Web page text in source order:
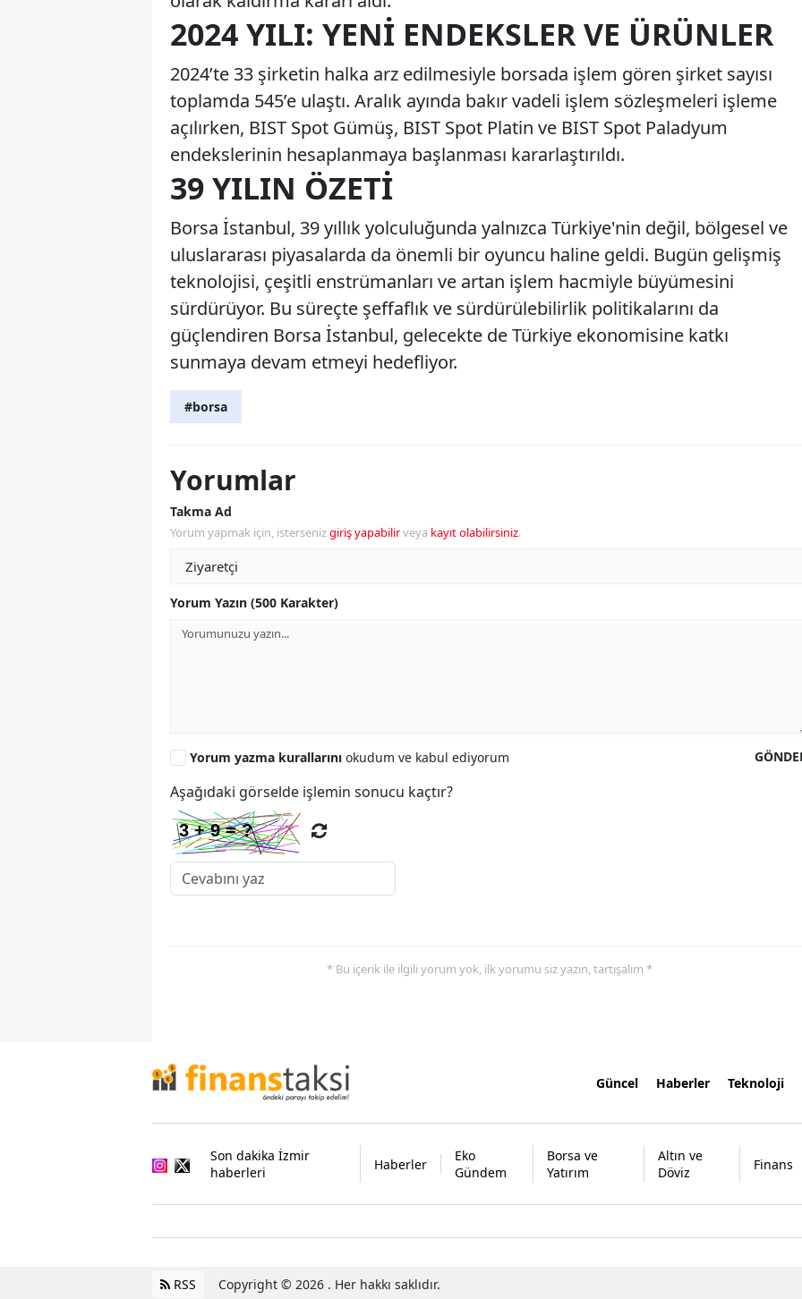
2024 YILI: YENI ENDEKSLER VE ÜRÜNLER
2024’te 33 şirketin halka arz edilmesiyle borsada işlem gören şirket sayısı
toplamda 545’e ulaştı. Aralık ayında bakır vadeli işlem sözleşmeleri işleme
açılırken, BIST Spot Gümüş, BIST Spot Platin ve BIST Spot Paladyum
endekslerinin hesaplanmaya başlanması kararlaştırıldı.
39 YILIN ÖZETI
Borsa İstanbul, 39 yıllık yolculuğunda yalnızca Türkiye'nin değil, bölgesel ve
uluslararası piyasalarda da önemli bir oyuncu haline geldi. Bugün gelişmiş
teknolojisi, çeşitli enstrümanları ve artan işlem hacmiyle büyümesini
sürdürüyor. Bu süreçte şeffaflık ve sürdürülebilirlik politikalarını da
güçlendiren Borsa İstanbul, gelecekte de Türkiye ekonomisine katkı
sunmaya devam etmeyi hedefliyor.
#borsa
Yorumlar
Takma Ad
Yorum yapmak için, istersenizgiriş yapabilirveya kayıt olabilirsiniz.
Yorum Yazın (500 Karakter)
Yorum yazma kurallarını okudum ve kabul ediyorum
Aşağıdaki görselde işlemin sonucu kaçtır?
* Bu içerik ile ilgili yorum yok, ilk yorumu siz yazın, tartışalım *
Güncel Haberler Teknoloji
Son dakika İzmir
haberleri
Haberler
Eko
Gündem
Borsa ve
Yatırım
Altın ve
Döviz
Finans
RSS Copyright © 2026 . Her hakkı saklıdır.